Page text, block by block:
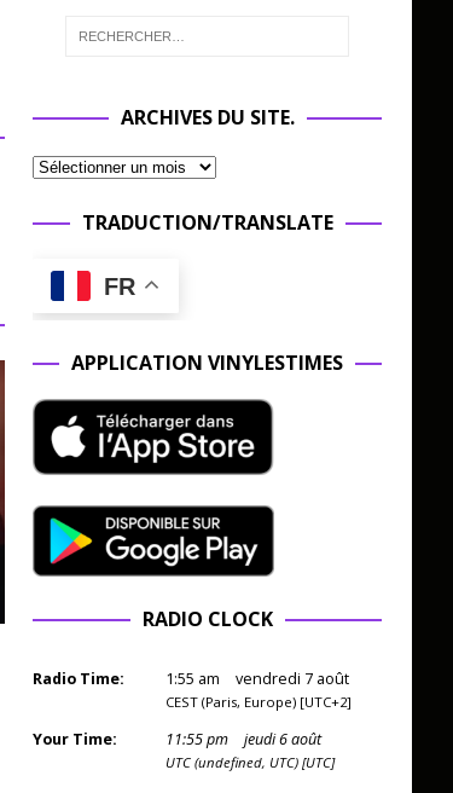
ARCHIVES DU SITE.
TRADUCTION/TRANSLATE
FR
APPLICATION VINYLESTIMES
RADIO CLOCK
Radio Time: 1:55 am vendredi 7 août
CEST (Paris, Europe) [UTC+2]
Your Time: 11:55pm jeudi 6 août
UTC (undefined, UTC) [UTC]